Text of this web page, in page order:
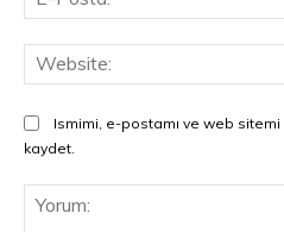
Ismimi, e-postamı ve web sitemi
kaydet.